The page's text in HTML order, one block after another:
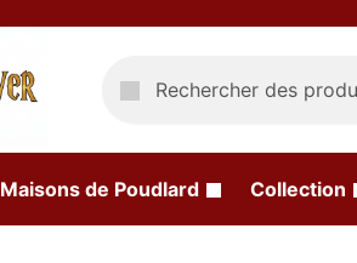
Maisons de Poudlard Collection